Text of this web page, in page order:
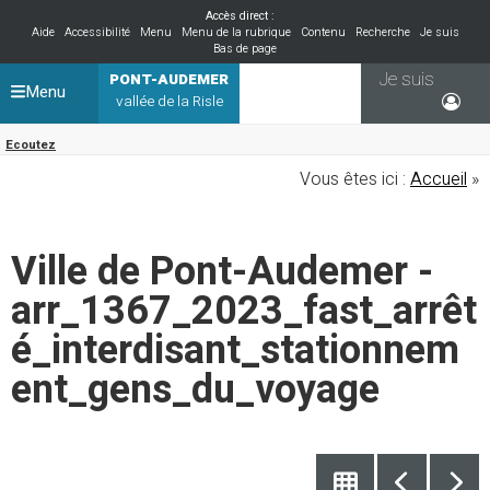
Accès direct :
Aide
Accessibilité Menu Menu de la rubrique Contenu Recherche
Je suis
Bas de page
PONT-AUDEMER
vallée de la Risle
Ecoutez
Je suis
Menu
Vous êtes ici : Accueil »
Ville de Pont-Audemer -
arr_1367_2023_fast_arrêt
é_interdisant_stationnem
ent_gens_du_voyage